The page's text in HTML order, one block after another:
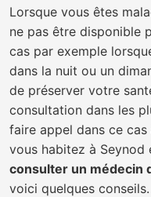
Lorsque vous êtes
ne pas être disponible
cas par exemple
dans la nuit ou un
de préserver votre
consultation dans les
faire appel dans ce
vous habitez à Seynod
consulter un médecin
voici quelques conseils.